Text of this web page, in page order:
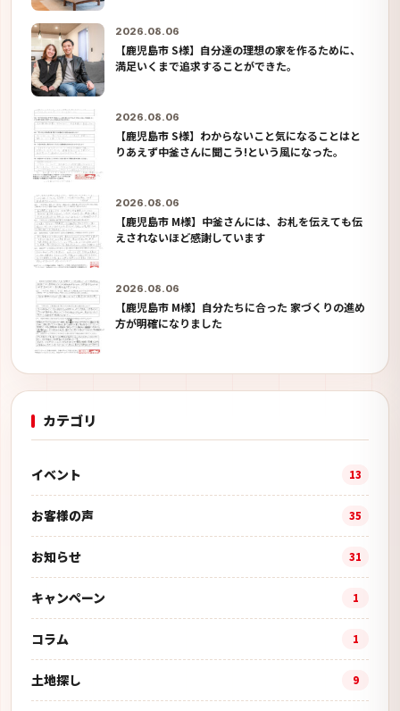
2026.08.06
【鹿児島市 S様】自分達の理想の家を作るために、
満足いくまで追求することができた。
2026.08.06
【鹿児島市 S様】わからないこと気になることはと
りあえず中釜さんに聞こう!という風になった。
2026.08.06
【鹿児島市 M様】中釜さんには、お札を伝えても伝
えされないほど感謝しています
2026.08.06
【鹿児島市 M様】自分たちに合った 家づくりの進め
方が明確になりました
カテゴリ
イベント 13
お客様の声 35
お知らせ 31
キャンペーン 1
コラム 1
土地探し 9